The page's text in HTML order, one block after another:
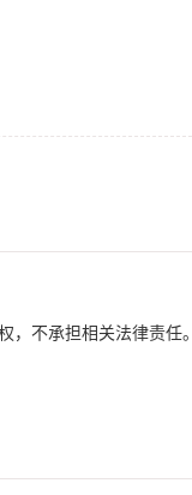
不承担相关法律责任。